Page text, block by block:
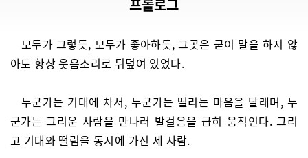
프롤로그
모두가 그렇듯, 모두가 좋아하듯, 그곳은 굳이 말을 하지 않
아도 항상 웃음소리로 뒤덮여 있었다.
누군가는 기대에 차서, 누군가는 떨리는 마음을 달래며, 누
군가는 그리운 사람을 만나러 발걸음을 급히 움직인다. 그리
고 기대와 떨림을 동시에 가진 세 사람.